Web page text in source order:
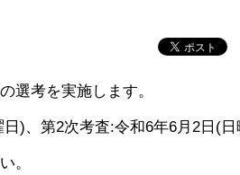
選考を実施します。
)、第2次考査:令和6年6月2日(日
。